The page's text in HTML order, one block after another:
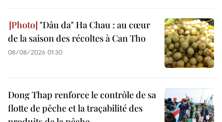
"Dâu da" Ha Chau : au cœur
de la saison des récoltes à Can Tho
08/08/2026 01:30
Dong Thap renforce le contrôle de sa
flotte de pêche et la traçabilité des